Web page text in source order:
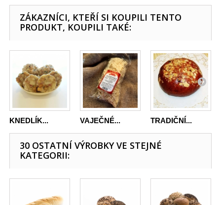
ZÁKAZNÍCI, KTEŘÍ SI KOUPILI TENTO
PRODUKT, KOUPILI TAKÉ:
KNEDLÍK... VAJEČNÉ... TRADIČNÍ...
30 OSTATNÍ VÝROBKY VE STEJNÉ
KATEGORII: